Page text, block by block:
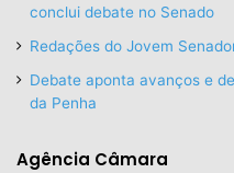
conclui debate no Senado
Redações do Jovem
Debate aponta avanços e
da Penha
Agência Câmara